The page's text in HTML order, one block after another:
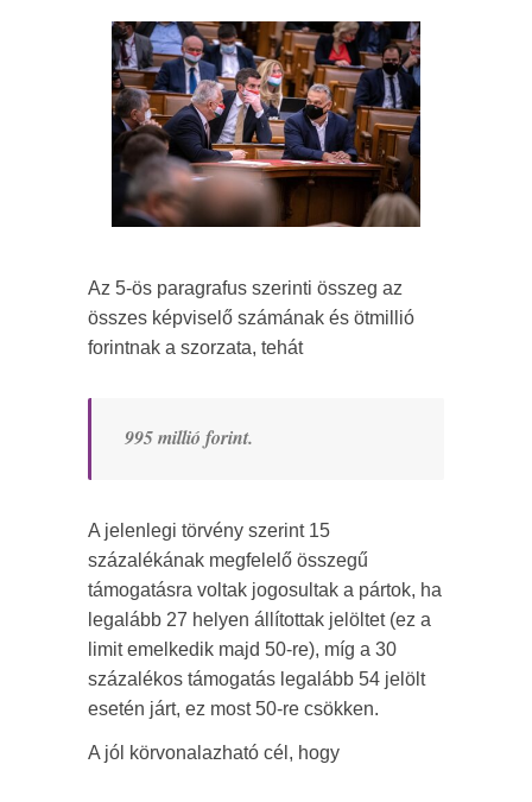
Az 5-ös paragrafus szerinti összeg az
összes képviselő számának és ötmillió
forintnak a szorzata, tehát
995 millió forint.
A jelenlegi törvény szerint 15
százalékának megfelelő összegű
támogatásra voltak jogosultak a pártok, ha
legalább 27 helyen állítottak jelöltet (ez a
limit emelkedik majd 50-re), míg a 30
százalékos támogatás legalább 54 jelölt
esetén járt, ez most 50-re csökken.
A jól körvonalazható cél, hogy